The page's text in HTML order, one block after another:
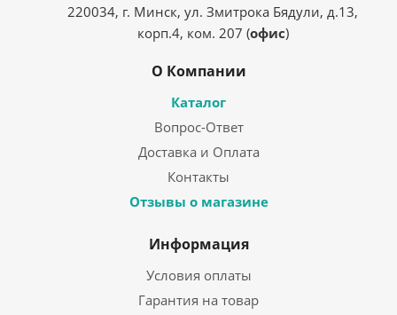
220034, г. Минск, ул. Змитрока Бядули, д.13,
корп.4, ком. 207 (офис)
О Компании
Каталог
Вопрос-Ответ
Доставка и Оплата
Контакты
Отзывы о магазине
Информация
Условия оплаты
Гарантия на товар